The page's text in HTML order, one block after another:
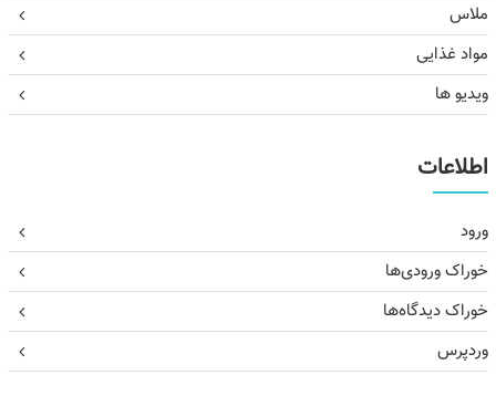
ملاس
مواد غذایی
ویدیو ها
اطلاعات
ورود
خوراک ورودی‌ها
خوراک دیدگاه‌ها
وردپرس